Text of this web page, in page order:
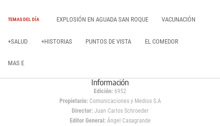
TEMAS DEL DÍA EXPLOSIÓN EN AGUADA SAN ROQUE VACUNACIÓN
+SALUD +HISTORIAS PUNTOS DE VISTA EL COMEDOR
MAS E
Información
Edición: 6952
Propietario:Comunicaciones y Medios S.A
Director: Juan Carlos Schroeder
Editor General:Ángel Casagrande